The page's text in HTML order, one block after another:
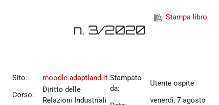
Stampa libro
n. 3/2020
Sito:
moodle.adaptland.it
Corso:
Diritto delle
Relazioni Industriali
Stampato
da:
Utente ospite
venerdì, 7 agosto